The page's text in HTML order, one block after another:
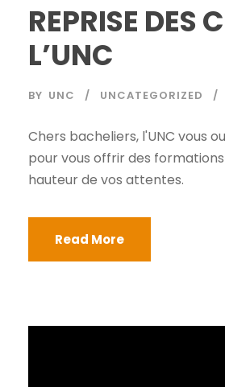
REPRISE DES
L’UNC
BY UNC UNCATEGORIZED
Chers bacheliers, l'UNC vous
pour vous offrir des
hauteur de vos attentes.
Read More